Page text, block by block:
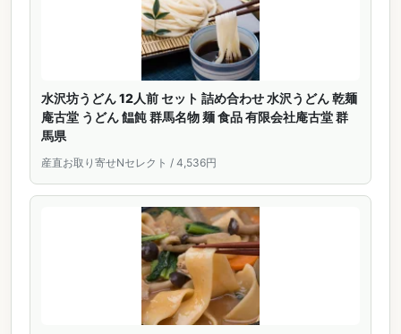
水沢坊うどん 12人前 セット 詰め合わせ 水沢うどん 乾麺
庵古堂 うどん 饂飩 群馬名物 麺 食品 有限会社庵古堂 群
馬県
産直お取り寄せNセレクト / 4,536円